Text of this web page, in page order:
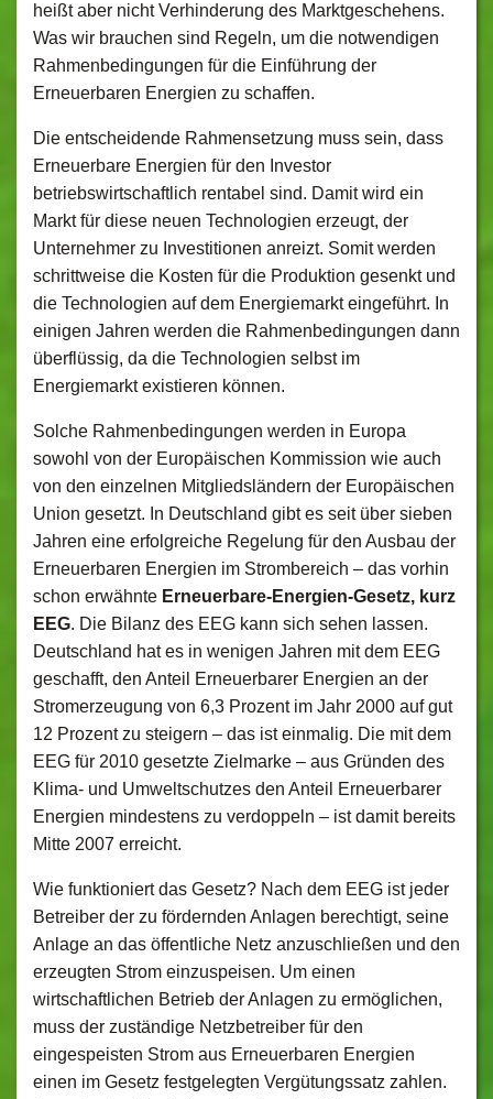
heißt aber nicht Verhinderung des Marktgeschehens.
Was wir brauchen sind Regeln, um die notwendigen
Rahmenbedingungen für die Einführung der
Erneuerbaren Energien zu schaffen.
Die entscheidende Rahmensetzung muss sein, dass
Erneuerbare Energien für den Investor
betriebswirtschaftlich rentabel sind. Damit wird ein
Markt für diese neuen Technologien erzeugt, der
Unternehmer zu Investitionen anreizt. Somit werden
schrittweise die Kosten für die Produktion gesenkt und
die Technologien auf dem Energiemarkt eingeführt. In
einigen Jahren werden die Rahmenbedingungen dann
überflüssig, da die Technologien selbst im
Energiemarkt existieren können.
Solche Rahmenbedingungen werden in Europa
sowohl von der Europäischen Kommission wie auch
von den einzelnen Mitgliedsländern der Europäischen
Union gesetzt. In Deutschland gibt es seit über sieben
Jahren eine erfolgreiche Regelung für den Ausbau der
Erneuerbaren Energien im Strombereich – das vorhin
schon erwähnte Erneuerbare-Energien-Gesetz, kurz
EEG. Die Bilanz des EEG kann sich sehen lassen.
Deutschland hat es in wenigen Jahren mit dem EEG
geschafft, den Anteil Erneuerbarer Energien an der
Stromerzeugung von 6,3 Prozent im Jahr 2000 auf gut
12 Prozent zu steigern – das ist einmalig. Die mit dem
EEG für 2010 gesetzte Zielmarke – aus Gründen des
Klima- und Umweltschutzes den Anteil Erneuerbarer
Energien mindestens zu verdoppeln – ist damit bereits
Mitte 2007 erreicht.
Wie funktioniert das Gesetz? Nach dem EEG ist jeder
Betreiber der zu fördernden Anlagen berechtigt, seine
Anlage an das öffentliche Netz anzuschließen und den
erzeugten Strom einzuspeisen. Um einen
wirtschaftlichen Betrieb der Anlagen zu ermöglichen,
muss der zuständige Netzbetreiber für den
eingespeisten Strom aus Erneuerbaren Energien
einen im Gesetz festgelegten Vergütungssatz zahlen.